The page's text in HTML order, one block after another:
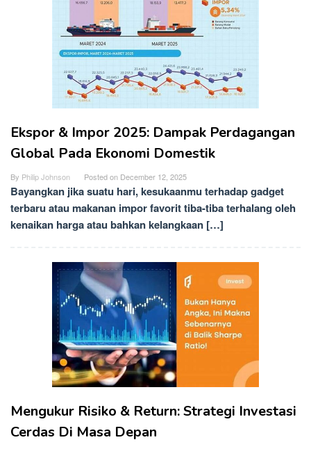
Ekspor & Impor 2025: Dampak Perdagangan
Global Pada Ekonomi Domestik
By Philip Johnson Posted on December 12, 2025
Bayangkan jika suatu hari, kesukaanmu terhadap gadget
terbaru atau makanan impor favorit tiba-tiba terhalang oleh
kenaikan harga atau bahkan kelangkaan […]
Mengukur Risiko & Return: Strategi Investasi
Cerdas Di Masa Depan